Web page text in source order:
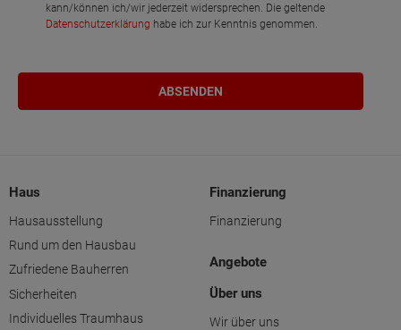
kann/können ich/wir jederzeit widersprechen. Die geltende
Datenschutzerklärung habe ich zur Kenntnis genommen.
Haus
Hausausstellung
Rund um den Hausbau
Zufriedene Bauherren
Sicherheiten
Individuelles Traumhaus
Finanzierung
Finanzierung
Angebote
Über uns
Wir über uns